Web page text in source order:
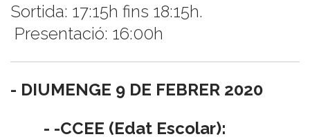
Sortida: 17:15h fins 18:15h.
Presentació: 16:00h
- DIUMENGE 9 DE FEBRER 2020
- -CCEE (Edat Escolar):